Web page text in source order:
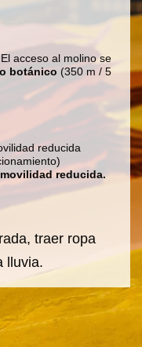
acceso al molino se
botánico (350 m / 5
reducida
reducida.
traer ropa
lluvia.